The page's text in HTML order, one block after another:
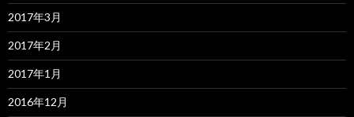
2017年3月
2017年2月
2017年1月
2016年12月